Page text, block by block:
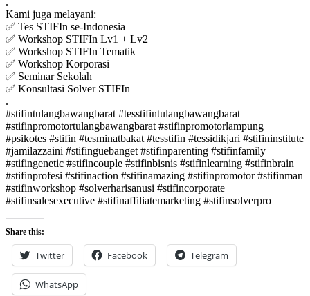
Kami juga melayani:
✅ Tes STIFIn se-Indonesia
✅ Workshop STIFIn Lv1 + Lv2
✅ Workshop STIFIn Tematik
✅ Workshop Korporasi
✅ Seminar Sekolah
✅ Konsultasi Solver STIFIn
.
#stifintulangbawangbarat #tesstifintulangbawangbarat
#stifinpromotortulangbawangbarat #stifinpromotorlampung
#psikotes #stifin #tesminatbakat #tesstifin #tessidikjari #stifininstitute
#jamilazzaini #stifinguebanget #stifinparenting #stifinfamily
#stifingenetic #stifincouple #stifinbisnis #stifinlearning #stifinbrain
#stifinprofesi #stifinaction #stifinamazing #stifinpromotor #stifinman
#stifinworkshop #solverharisanusi #stifincorporate
#stifinsalesexecutive #stifinaffiliatemarketing #stifinsolverpro
Share this:
Twitter Facebook Telegram
WhatsApp